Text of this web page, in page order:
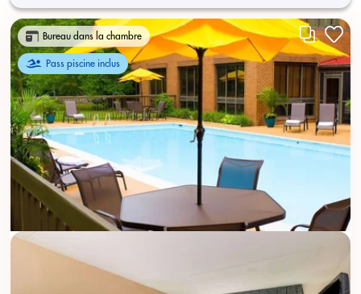
Bureau dans la chambre
Pass piscine inclus